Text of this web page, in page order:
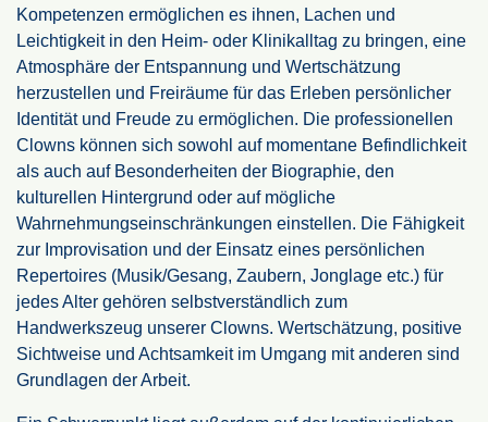
Kompetenzen ermöglichen es ihnen, Lachen und
Leichtigkeit in den Heim- oder Klinikalltag zu bringen, eine
Atmosphäre der Entspannung und Wertschätzung
herzustellen und Freiräume für das Erleben persönlicher
Identität und Freude zu ermöglichen. Die professionellen
Clowns können sich sowohl auf momentane Befindlichkeit
als auch auf Besonderheiten der Biographie, den
kulturellen Hintergrund oder auf mögliche
Wahrnehmungseinschränkungen einstellen. Die Fähigkeit
zur Improvisation und der Einsatz eines persönlichen
Repertoires (Musik/Gesang, Zaubern, Jonglage etc.) für
jedes Alter gehören selbstverständlich zum
Handwerkszeug unserer Clowns. Wertschätzung, positive
Sichtweise und Achtsamkeit im Umgang mit anderen sind
Grundlagen der Arbeit.